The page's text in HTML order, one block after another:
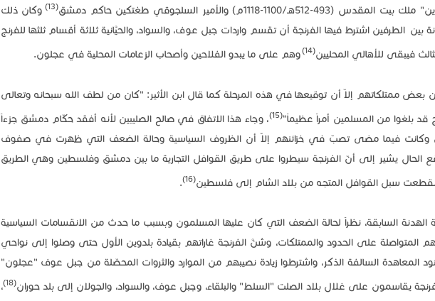
1118م) والأمير السلجوقي طغتكين حاكم دمشق (13)
وكان ذلك
الهدنة بين الطرفين اشترط فيها الفرنجة أن تقسم واردات جبل عوف، والسواد، والحيَّانية ثلاثة أقسام ثلثها للفرنج
فيبقى للأهالي المحليين(14) وهم على ما يبدو الفلاحين وأصحاب الزعامات المحلية في عجلون.
ممتلكاتهم إلاّ أن توقيعها في هذه المرحلة كما قال ابن الأثير: "كان من لطف الله سبحانه وتعالى
قد بلغوا من المسلمين أمراً عظيماً"(15)
، وجاء هذا الاتفاق في صالح الصليبين لأنه أفقد حكّام دمشق جزءاً
وكانت فيما مضى تصبّ في خزائنهم إلاّ أن الظروف السياسية وحالة الضعف التي ظهرت في صفوف
الحال يشير إلى أنّ الفرنجة سيطروا على طريق القوافل التجارية ما بين دمشق وفلسطين وهي الطريق
سبل القوافل المتجه من بلاد الشام إلى فلسطين(16)
.
نقض الفرنجة الهدنة السابقة، نظراً لحالة الضعف التي كان عليها المسلمون وبسبب ما حدث من الانقسامات السياسية
المتواصلة على الحدود والممتلكات، وشنَّ الفرنجة غاراتهم بقيادة بلدوين الأول حتى وصلوا إلى نواحي
المعاهدة السالفة الذكر، واشترطوا زيادة نصيبهم من الموارد والثروات المحصّلة من جبل عوف "عجلون"
يقاسمون على غلال بلاد الصلت "السلط" والبلقاء، وجبل عوف، والسواد، والجولان إلى بلد حوران(18) ،